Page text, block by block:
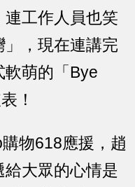
工作人員也笑
，現在連講完
軟萌的「Bye
！
物618應援，趙
大眾的心情是